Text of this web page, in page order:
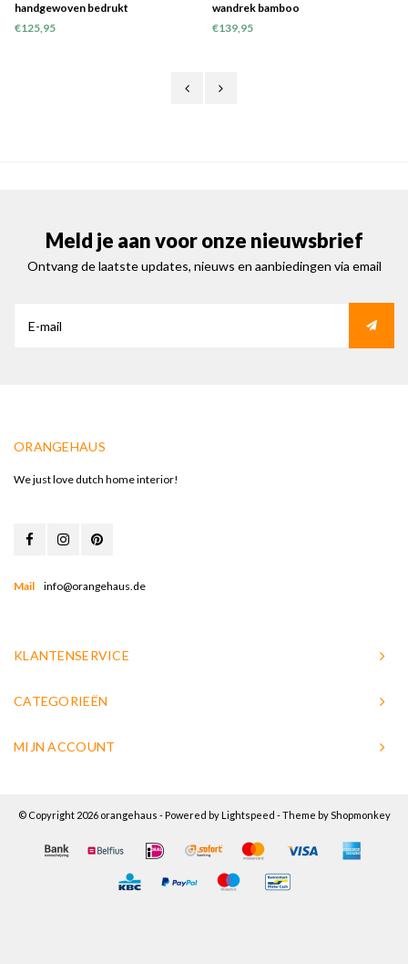
handgewoven bedrukt
binnen/buiten vloerkleed (120x180)
€125,95
wandrek bamboo
€139,95
Meld je aan voor onze nieuwsbrief
Ontvang de laatste updates, nieuws en aanbiedingen via email
ORANGEHAUS
We just love dutch home interior!
Mail info@orangehaus.de
KLANTENSERVICE
CATEGORIEËN
MIJN ACCOUNT
© Copyright 2026 orangehaus - Powered by Lightspeed - Theme byShopmonkey